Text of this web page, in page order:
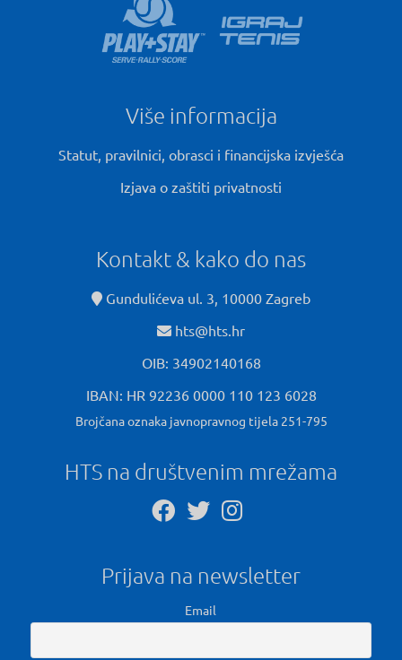
Više informacija
Statut, pravilnici, obrasci i financijska izvješća
Izjava o zaštiti privatnosti
Kontakt & kako do nas
Gundulićeva ul. 3, 10000 Zagreb
hts@hts.hr
OIB: 34902140168
IBAN: HR 92236 0000 110 123 6028
Brojčana oznaka javnopravnog tijela 251-795
HTS na društvenim mrežama
Prijava na newsletter
Email